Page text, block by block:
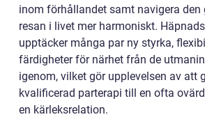
inom förhållandet samt navigera den
resan i livet mer harmoniskt.
upptäcker många par ny styrka,
färdigheter för närhet från de
igenom, vilket gör upplevelsen av att
kvalificerad parterapi till en ofta
en kärleksrelation.